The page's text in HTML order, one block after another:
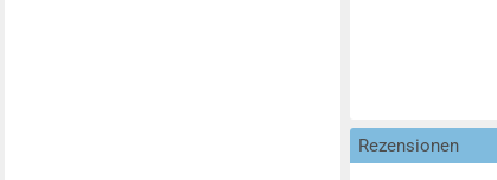
Rezensionen